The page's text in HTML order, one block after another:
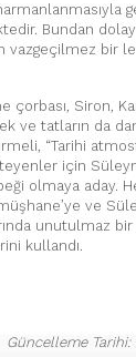
Bundan
bir
çorbası, Siron,
ve tatların da
“Tarihi
için
olmaya aday.
ve
unutulmaz bir
kullandı.
Güncelleme Tarihi: